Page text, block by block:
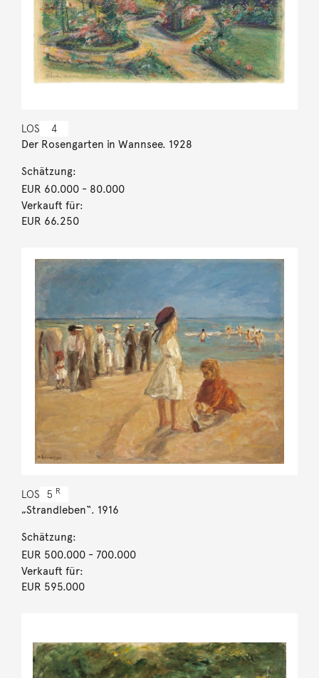
LOS 4
Der Rosengarten in Wannsee. 1928
Schätzung:
EUR 60.000- 80.000
Verkauft für:
EUR 66.250
LOS 5 R
„Strandleben“. 1916
Schätzung:
EUR 500.000- 700.000
Verkauft für:
EUR 595.000